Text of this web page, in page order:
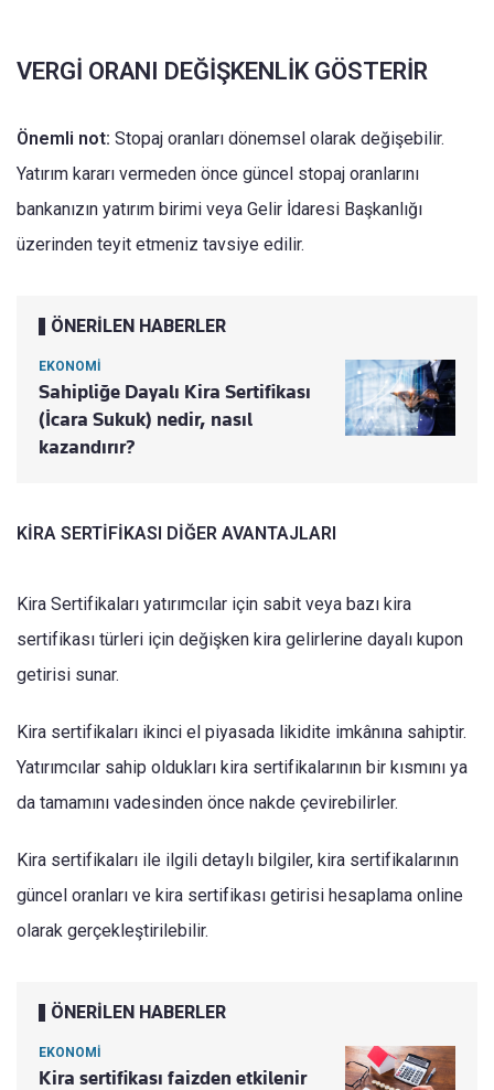
VERGİ ORANI DEĞİŞKENLİK GÖSTERİR
Önemli not: Stopaj oranları dönemsel olarak değişebilir.
Yatırım kararı vermeden önce güncel stopaj oranlarını
bankanızın yatırım birimi veya Gelir İdaresi Başkanlığı
üzerinden teyit etmeniz tavsiye edilir.
ÖNERİLEN HABERLER
EKONOMİ
Sahipliğe Dayalı Kira Sertifikası
(İcara Sukuk) nedir, nasıl
kazandırır?
KİRA SERTİFİKASI DİĞER AVANTAJLARI
Kira Sertifikaları yatırımcılar için sabit veya bazı kira
sertifikası türleri için değişken kira gelirlerine dayalı kupon
getirisi sunar.
Kira sertifikaları ikinci el piyasada likidite imkânına sahiptir.
Yatırımcılar sahip oldukları kira sertifikalarının bir kısmını ya
da tamamını vadesinden önce nakde çevirebilirler.
Kira sertifikaları ile ilgili detaylı bilgiler, kira sertifikalarının
güncel oranları ve kira sertifikası getirisi hesaplama online
olarak gerçekleştirilebilir.
ÖNERİLEN HABERLER
EKONOMİ
Kira sertifikası faizden etkilenir